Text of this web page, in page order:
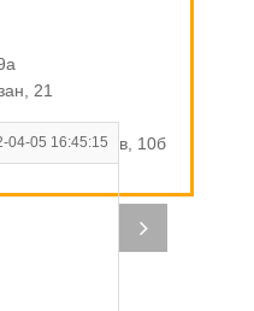
04-05 16:45:15
21
/ Стахановцев, 10б